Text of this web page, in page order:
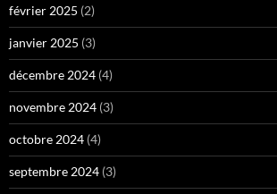
février 2025 (2)
janvier 2025 (3)
décembre 2024 (4)
novembre 2024 (3)
octobre 2024 (4)
septembre 2024 (3)